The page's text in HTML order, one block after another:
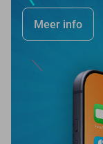
Meer info